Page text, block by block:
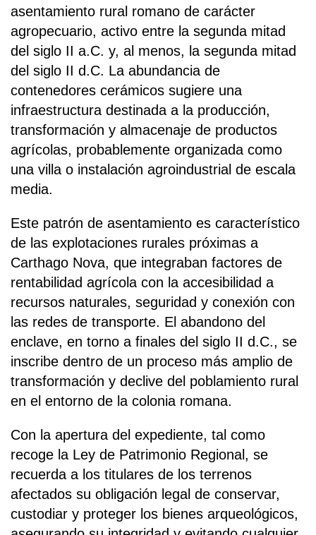
asentamiento rural romano de carácter
agropecuario, activo entre la segunda mitad
del siglo II a.C. y, al menos, la segunda mitad
del siglo II d.C. La abundancia de
contenedores cerámicos sugiere una
infraestructura destinada a la producción,
transformación y almacenaje de productos
agrícolas, probablemente organizada como
una villa o instalación agroindustrial de escala
media.
Este patrón de asentamiento es característico
de las explotaciones rurales próximas a
Carthago Nova, que integraban factores de
rentabilidad agrícola con la accesibilidad a
recursos naturales, seguridad y conexión con
las redes de transporte. El abandono del
enclave, en torno a finales del siglo II d.C., se
inscribe dentro de un proceso más amplio de
transformación y declive del poblamiento rural
en el entorno de la colonia romana.
Con la apertura del expediente, tal como
recoge la Ley de Patrimonio Regional, se
recuerda a los titulares de los terrenos
afectados su obligación legal de conservar,
custodiar y proteger los bienes arqueológicos,